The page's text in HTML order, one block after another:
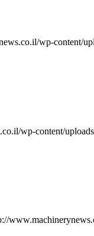
wp-content/
wp-content/